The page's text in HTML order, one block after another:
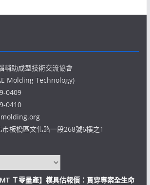
輔助成型技術交流協會
Molding Technology)
0409
0410
板橋區文化路一段268號6樓之1
Ｔ零量產】模具估報價：貫穿專案全生命